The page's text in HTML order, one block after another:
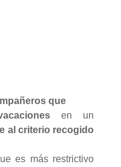
que
en un
al criterio recogido
es más restrictivo